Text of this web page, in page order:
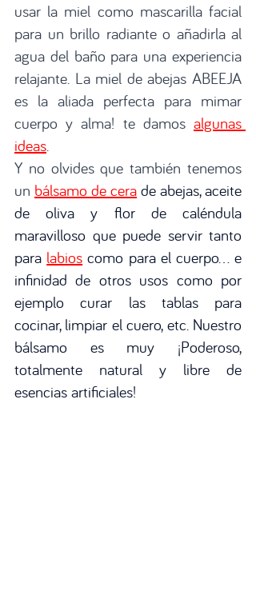
usar la miel como mascarilla facial
para un brillo radiante o añadirla al
agua del baño para una experiencia
relajante. La miel de abejas ABEEJA
es la aliada perfecta para mimar
cuerpo y alma! te damos algunas
ideas.
Y no olvides que también tenemos
un bálsamo de cera de abejas, aceite
de oliva y flor de caléndula
maravilloso que puede servir tanto
para labios como para el cuerpo... e
infinidad de otros usos como por
ejemplo curar las tablas para
cocinar, limpiar el cuero, etc. Nuestro
bálsamo es muy ¡Poderoso,
totalmente natural y libre de
esencias artificiales!